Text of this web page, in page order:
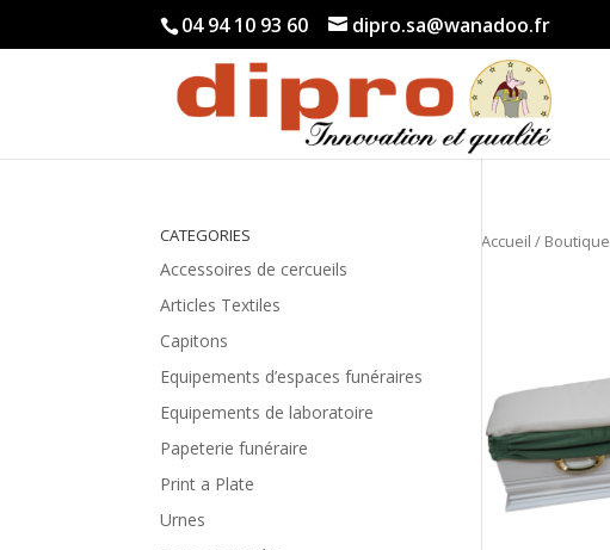
04 94 10 93 60 dipro.sa@wanadoo.fr
Accueil / Boutique
CATEGORIES
Accessoires de cercueils
Articles Textiles
Capitons
Equipements d’espaces funéraires
Equipements de laboratoire
Papeterie funéraire
Print a Plate
Urnes